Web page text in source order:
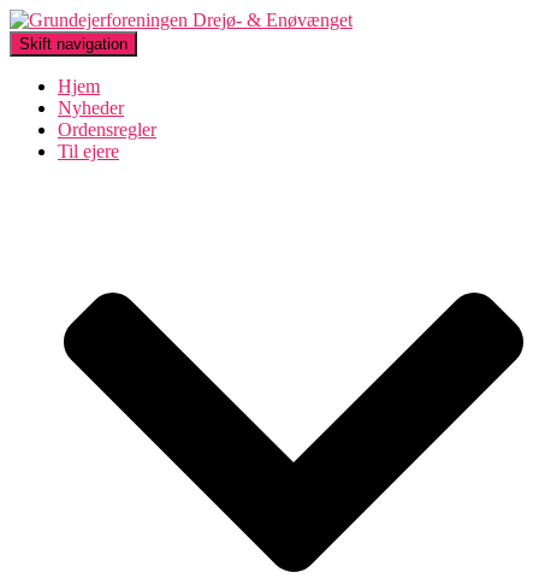
Skift navigation
Hjem
Nyheder
Ordensregler
Til ejere